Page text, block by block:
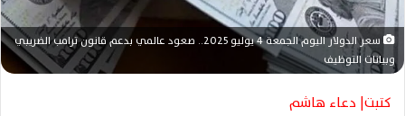
ر
و
ن
ي
سعر الدولار اليوم الجمعة 4 يوليو 2025.. صعود عالمي بدعم قانون ترامب الضريبي
وبيانات التوظيف
كتبت| دعاء هاشم